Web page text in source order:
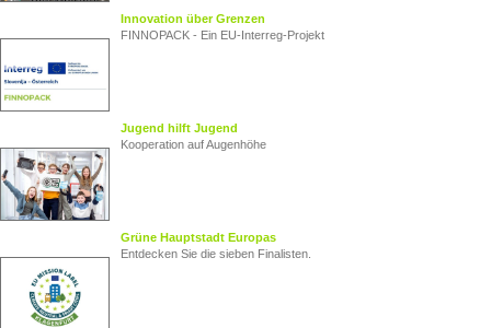
Innovation über Grenzen
FINNOPACK - Ein EU‑Interreg‑Projekt
Jugend hilft Jugend
Kooperation auf Augenhöhe
Grüne Hauptstadt Europas
Entdecken Sie die sieben Finalisten.